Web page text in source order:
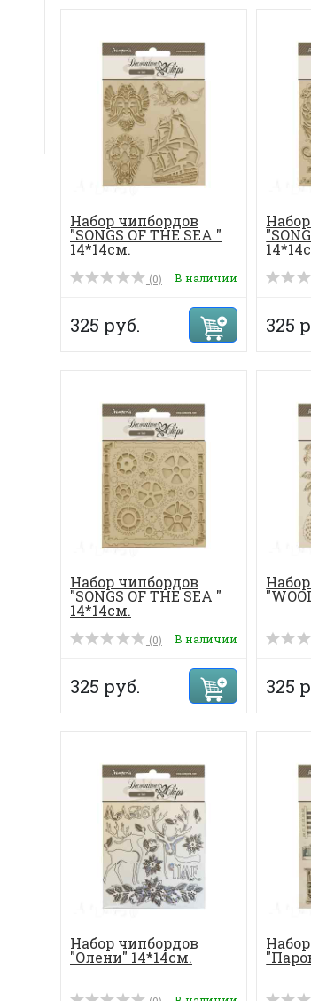
Набор чипбордов
"SONGS OF THE SEA "
14*14см.
(0) В наличии
325 руб. 325
Набор чипбордов
"SONGS OF THE SEA "
14*14см.
(0) В наличии
325 руб. 325
Набор чипбордов
"Олени" 14*14см.